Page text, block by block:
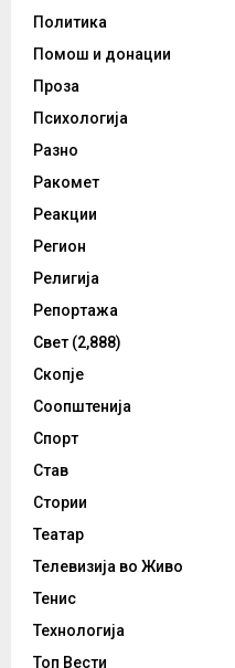
Политика
Помош и донации
Проза
Психологија
Разно
Ракомет
Реакции
Регион
Религија
Репортажа
Свет (2,888)
Скопје
Соопштенија
Спорт
Став
Стории
Театар
Телевизија во Живо
Тенис
Технологија
Топ Вести